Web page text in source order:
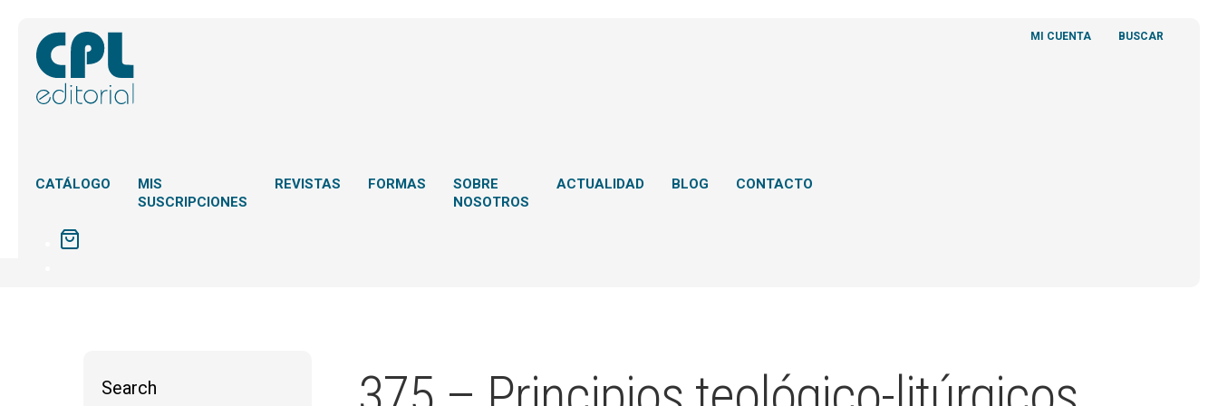
MI CUENTA BUSCAR
CATÁLOGO
MIS
SUSCRIPCIONES
REVISTAS FORMAS
SOBRE
NOSOTROS
ACTUALIDAD BLOG CONTACTO
Search